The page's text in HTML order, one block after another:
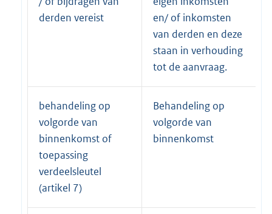
derden vereist
en/ of inkomsten
van derden en deze
staan in verhouding
tot de aanvraag.
behandeling op
volgorde van
binnenkomst of
toepassing
verdeelsleutel
(artikel 7)
Behandeling op
volgorde van
binnenkomst